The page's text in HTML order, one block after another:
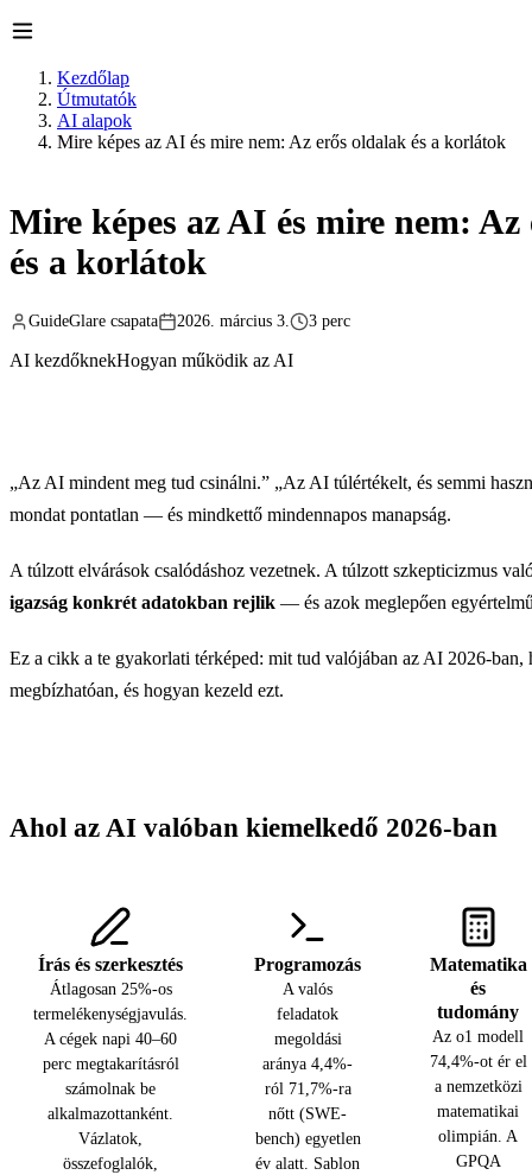
Kezdőlap
Útmutatók
AI alapok
Mire képes az AI és mire nem: Az erős oldalak és a korlátok
Mire képes az AI és mire nem:
és a korlátok
GuideGlare csapata 2026. március 3. 3 perc
AI kezdőknekHogyan működik az AI
„Az AI mindent meg tud csinálni.” „Az AI túlértékelt, és semmi
mondat pontatlan — és mindkettő mindennapos manapság.
A túlzott elvárások csalódáshoz vezetnek. A túlzott szkepticizmus
igazság konkrét adatokban rejlik — és azok meglepően
Ez a cikk a te gyakorlati térképed: mit tud valójában az AI 2026-
megbízhatóan, és hogyan kezeld ezt.
Ahol az AI valóban kiemelkedő 2026-ban
Írás és szerkesztés
Átlagosan 25%-os
termelékenységjavulás.
A cégek napi 40–60
perc megtakarításról
számolnak be
alkalmazottanként.
Vázlatok,
összefoglalók,
Programozás
A valós
feladatok
megoldási
aránya 4,4%-
ról 71,7%-ra
nőtt (SWE-
bench) egyetlen
év alatt. Sablon
Matematika
és
tudomány
Az o1 modell
74,4%-ot ér el
a nemzetközi
matematikai
olimpián. A
GPQA